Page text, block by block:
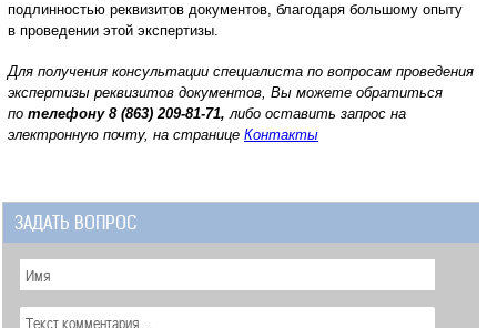
подлинностью реквизитов документов, благодаря большому опыту
в проведении этой экспертизы.
Для получения консультации специалиста по вопросам проведения
экспертизы реквизитов документов, Вы можете обратиться
по телефону 8 (863) 209-81-71, либо оставить запрос на
электронную почту, на странице Контакты
ЗАДАТЬ ВОПРОС